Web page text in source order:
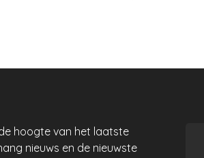
hoogte van het laatste
nieuws en de nieuwste